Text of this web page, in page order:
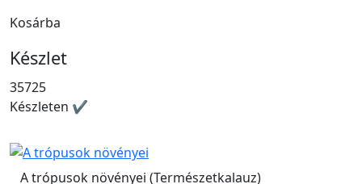
Kosárba
Készlet
35725
Készleten ✔
A trópusok növényei (Természetkalauz)